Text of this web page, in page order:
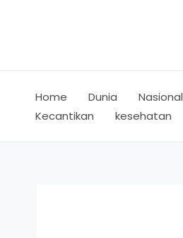
Home Dunia Nasional
Kecantikan
kesehatan